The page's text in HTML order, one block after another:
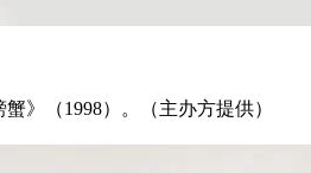
》（1998）。（主办方提供）